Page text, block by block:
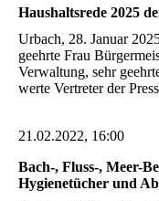
Haushaltsrede 2025
Urbach, 28. Januar
geehrte Frau
Verwaltung, sehr
werte Vertreter der
21.02.2022, 16:00
Bach-, Fluss-, Meer-
Hygienetücher und